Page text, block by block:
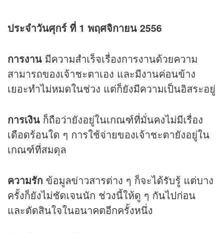
ประจำวันศุกร์ ที่ 1 พฤศจิกายน 2556
การงาน มีความสำเร็จเรื่องการงานด้วยความ
สามารถของเจ้าชะตาเอง และมีงานค่อนข้าง
เยอะทำไม่หมดในช่วง แต่ก็ยังมีความเป็นอิสระอยู่
การเงิน ก็ถือว่ายังอยู่ในเกณฑ์ที่มั่นคงไม่มีเรื่อง
เดือดร้อนใด ๆ การใช้จ่ายของเจ้าชะตายังอยู่ใน
เกณฑ์ที่สมดุล
ความรัก ข้อมูลข่าวสารต่าง ๆ ก็จะได้รับรู้ แต่บาง
ครั้งก็ยังไม่ชัดเจนนัก ช่วงนี้ให้ดู ๆ กันไปก่อน
และตัดสินใจในอนาคตอีกครั้งหนึ่ง